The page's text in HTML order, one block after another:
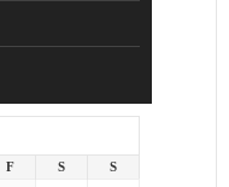
F S
S